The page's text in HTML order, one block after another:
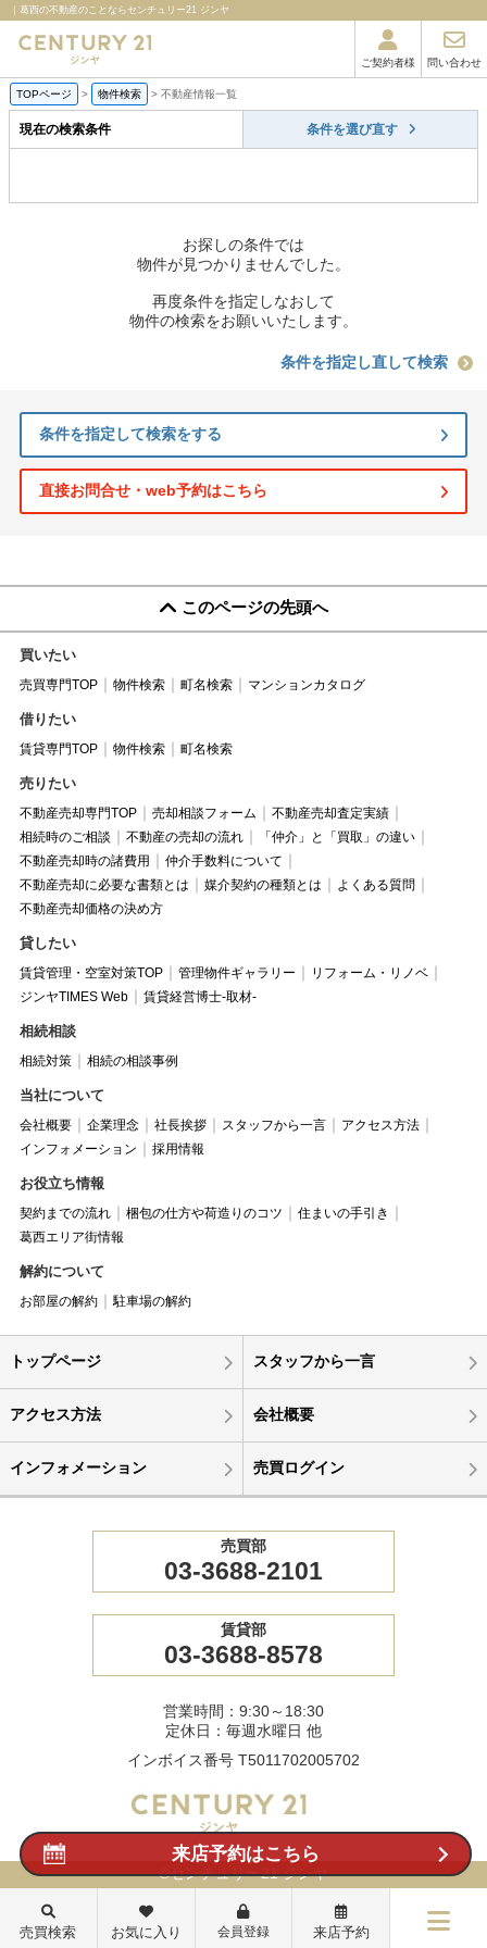
｜葛西の不動産のことならセンチュリー21 ジンヤ
ご契約者様 問い合わせ
TOPページ > 物件検索 > 不動産情報一覧
現在の検索条件 条件を選び直す
お探しの条件では
物件が見つかりませんでした。
再度条件を指定しなおして
物件の検索をお願いいたします。
条件を指定し直して検索
条件を指定して検索をする
直接お問合せ・web予約はこちら
このページの先頭へ
買いたい
売買専門TOP 物件検索 町名検索 マンションカタログ
借りたい
賃貸専門TOP 物件検索 町名検索
売りたい
不動産売却専門TOP 売却相談フォーム
不動産売却査定実績
相続時のご相談
不動産の売却の流れ
「仲介」と「買取」の違い
不動産売却時の諸費用
仲介手数料について
不動産売却に必要な書類とは
媒介契約の種類とは
よくある質問
不動産売却価格の決め方
貸したい
賃貸管理・空室対策TOP 管理物件ギャラリー
リフォーム・リノベ
ジンヤTIMES Web
賃貸経営博士-取材-
相続相談
相続対策 相続の相談事例
当社について
会社概要 企業理念 社長挨拶 スタッフから一言
アクセス方法
インフォメーション
採用情報
お役立ち情報
契約までの流れ 梱包の仕方や荷造りのコツ
住まいの手引き
葛西エリア街情報
解約について
お部屋の解約 駐車場の解約
トップページ スタッフから一言
アクセス方法 会社概要
インフォメーション 売買ログイン
売買部
03-3688-2101
賃貸部
03-3688-8578
営業時間：9:30～18:30
定休日：毎週水曜日 他
インボイス番号 T5011702005702
©センチュリー21 ジンヤ
来店予約はこちら
売買検索 お気に入り 会員登録 来店予約